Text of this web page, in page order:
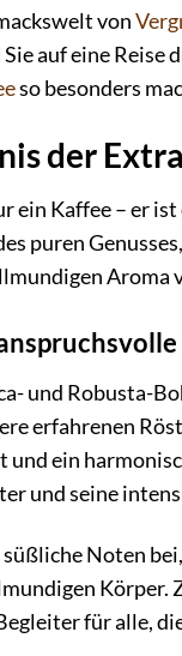
von
auf eine
so besonders
der
ein Kaffee – er
puren
Aroma
und Robusta-
erfahrenen
ein
und seine
Noten
Körper.
für alle,